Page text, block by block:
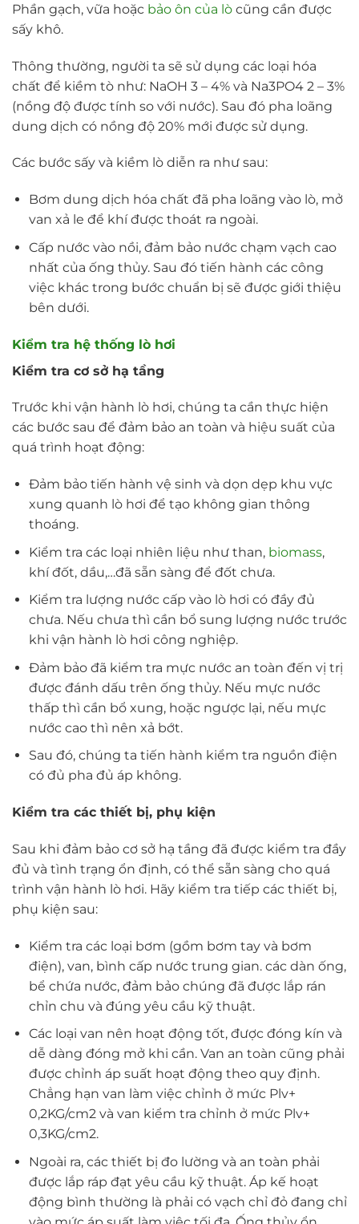
Phần gạch, vữa hoặc bảo ôn của lò cũng cần được
sấy khô.
Thông thường, người ta sẽ sử dụng các loại hóa
chất để kiềm tò như: NaOH 3 – 4% và Na3PO4 2 – 3%
(nồng độ được tính so với nước). Sau đó pha loãng
dung dịch có nồng độ 20% mới được sử dụng.
Các bước sấy và kiềm lò diễn ra như sau:
Bơm dung dịch hóa chất đã pha loãng vào lò, mở
van xả le để khí được thoát ra ngoài.
Cấp nước vào nồi, đảm bảo nước chạm vạch cao
nhất của ống thủy. Sau đó tiến hành các công
việc khác trong bước chuẩn bị sẽ được giới thiệu
bên dưới.
Kiểm tra hệ thống lò hơi
Kiểm tra cơ sở hạ tầng
Trước khi vận hành lò hơi, chúng ta cần thực hiện
các bước sau để đảm bảo an toàn và hiệu suất của
quá trình hoạt động:
Đảm bảo tiến hành vệ sinh và dọn dẹp khu vực
xung quanh lò hơi để tạo không gian thông
thoáng.
Kiểm tra các loại nhiên liệu như than, biomass,
khí đốt, dầu,…đã sẵn sàng để đốt chưa.
Kiểm tra lượng nước cấp vào lò hơi có đầy đủ
chưa. Nếu chưa thì cần bổ sung lượng nước trước
khi vận hành lò hơi công nghiệp.
Đảm bảo đã kiểm tra mực nước an toàn đến vị trị
được đánh dấu trên ống thủy. Nếu mực nước
thấp thì cần bổ xung, hoặc ngược lại, nếu mực
nước cao thì nên xả bớt.
Sau đó, chúng ta tiến hành kiểm tra nguồn điện
có đủ pha đủ áp không.
Kiểm tra các thiết bị, phụ kiện
Sau khi đảm bảo cơ sở hạ tầng đã được kiểm tra đầy
đủ và tình trạng ổn định, có thể sẵn sàng cho quá
trình vận hành lò hơi. Hãy kiểm tra tiếp các thiết bị,
phụ kiện sau:
Kiểm tra các loại bơm (gồm bơm tay và bơm
điện), van, bình cấp nước trung gian. các dàn ống,
bể chứa nước, đảm bảo chúng đã được lắp rán
chỉn chu và đúng yêu cầu kỹ thuật.
Các loại van nên hoạt động tốt, được đóng kín và
dễ dàng đóng mở khi cần. Van an toàn cũng phải
được chỉnh áp suất hoạt động theo quy định.
Chẳng hạn van làm việc chỉnh ở mức Plv+
0,2KG/cm2 và van kiểm tra chỉnh ở mức Plv+
0,3KG/cm2.
Ngoài ra, các thiết bị đo lường và an toàn phải
được lắp ráp đạt yêu cầu kỹ thuật. Áp kế hoạt
động bình thường là phải có vạch chỉ đỏ đang chỉ